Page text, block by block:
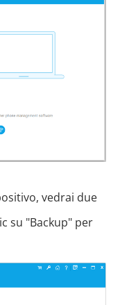
vedrai due
su "Backup" per